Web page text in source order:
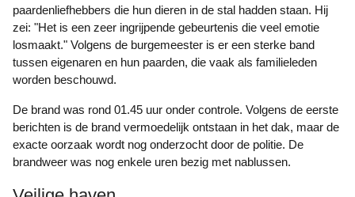
paardenliefhebbers die hun dieren in de stal hadden staan. Hij
zei: "Het is een zeer ingrijpende gebeurtenis die veel emotie
losmaakt." Volgens de burgemeester is er een sterke band
tussen eigenaren en hun paarden, die vaak als familieleden
worden beschouwd.
De brand was rond 01.45 uur onder controle. Volgens de eerste
berichten is de brand vermoedelijk ontstaan in het dak, maar de
exacte oorzaak wordt nog onderzocht door de politie. De
brandweer was nog enkele uren bezig met nablussen.